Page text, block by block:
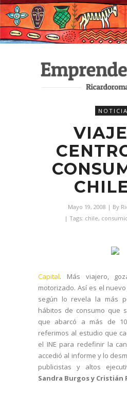
Mayo 19, 2008 | By
| Tags: chile,
Capital. Más viajero,
motorizado. Así es el
según lo revela la más
hábitos de consumo que
que abarcó a más de
referimos al estudio que
el INE para redefinir la
accedió al informe y lo
publicistas y altos
Sandra Burgos y Cristián